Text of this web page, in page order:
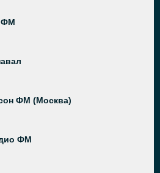
ФМ
ФМ (Москва)
ФМ